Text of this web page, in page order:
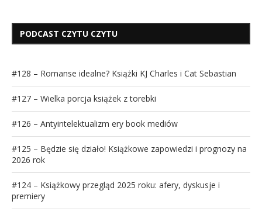
PODCAST CZYTU CZYTU
#128 – Romanse idealne? Książki KJ Charles i Cat Sebastian
#127 – Wielka porcja książek z torebki
#126 – Antyintelektualizm ery book mediów
#125 – Będzie się działo! Książkowe zapowiedzi i prognozy na
2026 rok
#124 – Książkowy przegląd 2025 roku: afery, dyskusje i
premiery